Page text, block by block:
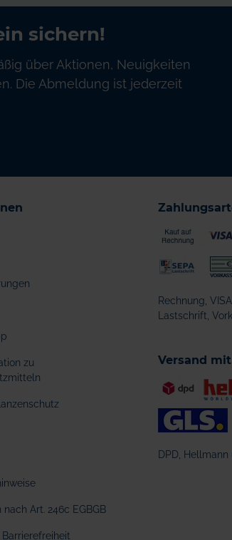
sichern!
über Aktionen, Neuigkeiten
Die Abmeldung ist jederzeit
zu
nach Art. 246c EGBGB
Rechnung,
Lastschrift,
Versand mit
DPD, Hellmann